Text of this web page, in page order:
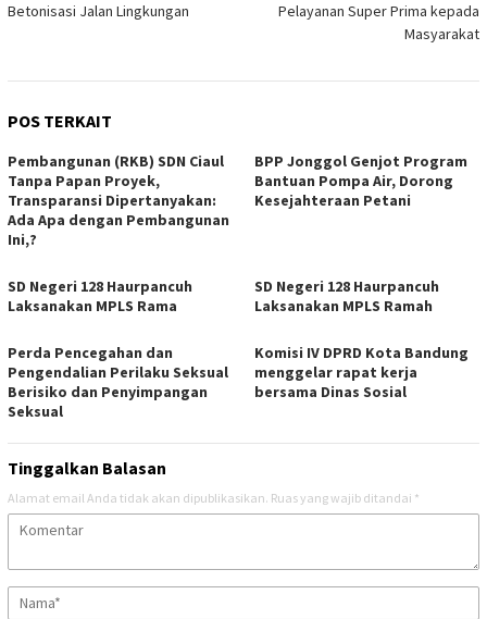
Betonisasi Jalan Lingkungan
Pelayanan Super Prima kepada
Masyarakat
POS TERKAIT
Pembangunan (RKB) SDN Ciaul
Tanpa Papan Proyek,
Transparansi Dipertanyakan:
Ada Apa dengan Pembangunan
Ini,?
BPP Jonggol Genjot Program
Bantuan Pompa Air, Dorong
Kesejahteraan Petani
SD Negeri 128 Haurpancuh
Laksanakan MPLS Rama
SD Negeri 128 Haurpancuh
Laksanakan MPLS Ramah
Perda Pencegahan dan
Pengendalian Perilaku Seksual
Berisiko dan Penyimpangan
Seksual
Komisi IV DPRD Kota Bandung
menggelar rapat kerja
bersama Dinas Sosial
Tinggalkan Balasan
Alamat email Anda tidak akan dipublikasikan. Ruas yang wajib ditandai *